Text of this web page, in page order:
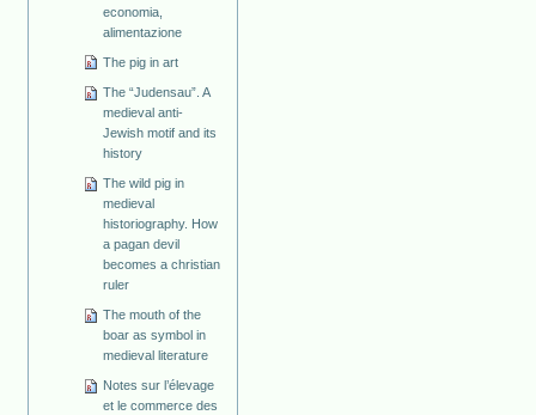
economia,
alimentazione
The pig in art
The “Judensau”. A
medieval anti-
Jewish motif and its
history
The wild pig in
medieval
historiography. How
a pagan devil
becomes a christian
ruler
The mouth of the
boar as symbol in
medieval literature
Notes sur l’élevage
et le commerce des